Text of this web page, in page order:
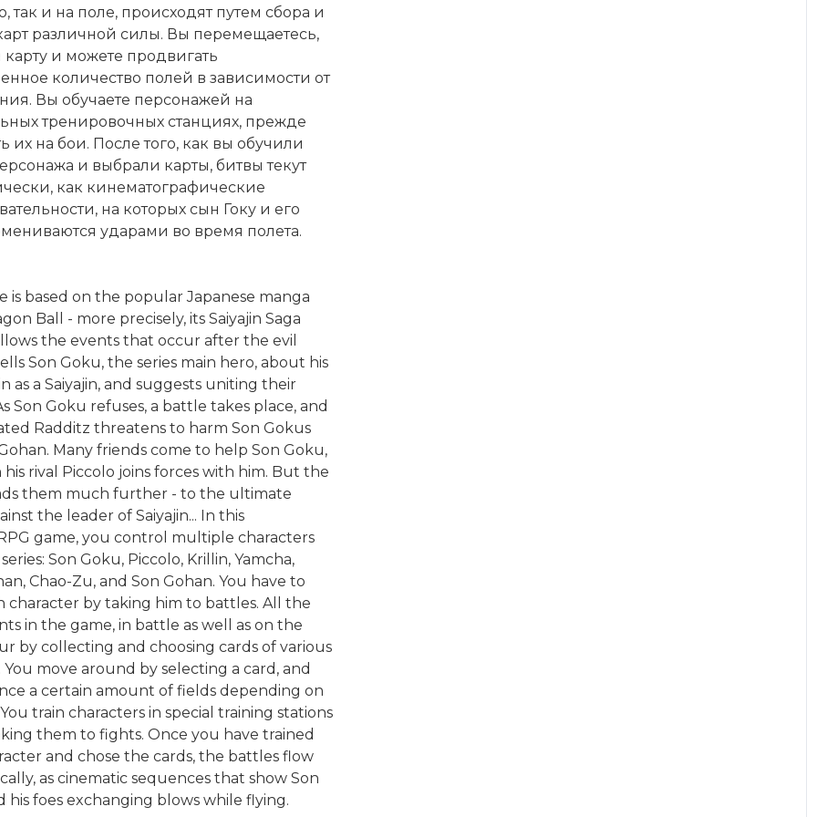
так и на поле, происходят путем сбора и
различной силы. Вы перемещаетесь,
и можете продвигать
количество полей в зависимости от
Вы обучаете персонажей на
тренировочных станциях, прежде
их на бои. После того, как вы обучили
и выбрали карты, битвы текут
как кинематографические
на которых сын Гоку и его
ударами во время полета.
is based on the popular Japanese manga
Ball - more precisely, its Saiyajin Saga
the events that occur after the evil
Son Goku, the series main hero, about his
as a Saiyajin, and suggests uniting their
Son Goku refuses, a battle takes place, and
Radditz threatens to harm Son Gokus
Many friends come to help Son Goku,
his rival Piccolo joins forces with him. But the
them much further - to the ultimate
the leader of Saiyajin... In this
game, you control multiple characters
Son Goku, Piccolo, Krillin, Yamcha,
Chao-Zu, and Son Gohan. You have to
character by taking him to battles. All the
in the game, in battle as well as on the
by collecting and choosing cards of various
move around by selecting a card, and
a certain amount of fields depending on
train characters in special training stations
them to fights. Once you have trained
and chose the cards, the battles flow
as cinematic sequences that show Son
his foes exchanging blows while flying.